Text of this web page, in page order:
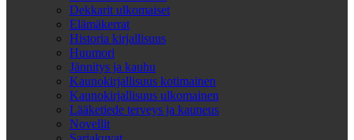
Dekkarit ulkomaiset
Elämäkerrat
Historia kirjallisuus
Huumori
Jännitys ja kauhu
Kaunokirjallisuus kotimainen
Kaunokirjallisuus ulkomainen
Lääketiede terveys ja kauneus
Novellit